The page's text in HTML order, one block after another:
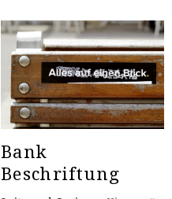
Bank
Beschriftung